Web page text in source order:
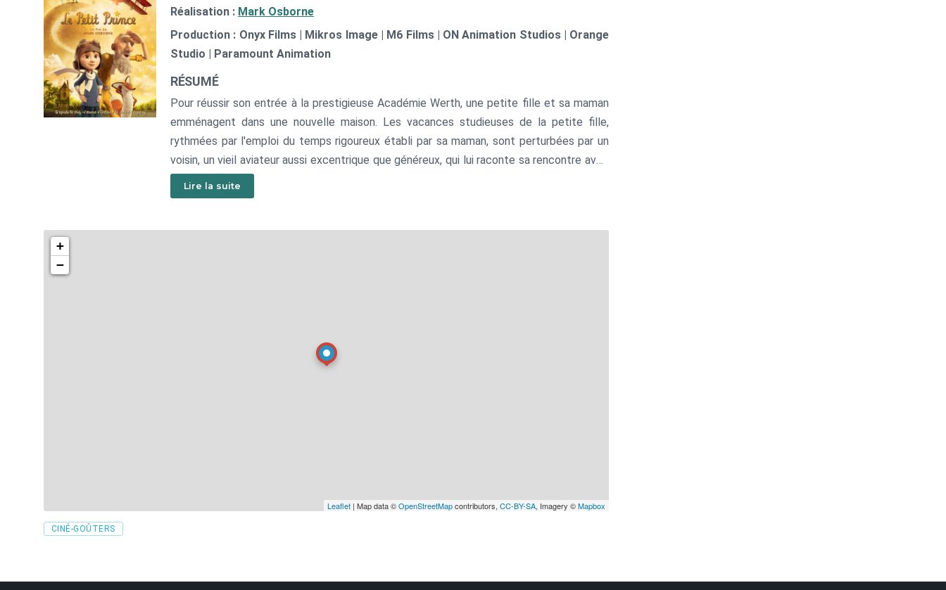
Réalisation : Mark Osborne
Production : Onyx Films | Mikros Image | M6 Films | ON Animation Studios | Orange
Studio | Paramount Animation
RÉSUMÉ
Pour réussir son entrée à la prestigieuse Académie Werth, une petite fille et sa maman
emménagent dans une nouvelle maison. Les vacances studieuses de la petite fille,
rythmées par l'emploi du temps rigoureux établi par sa maman, sont perturbées par un
voisin, un vieil aviateur aussi excentrique que généreux, qui lui raconte sa rencontre avec
un petit prince lors d'une de ses expéditions. Avec lui, elle découvre un monde
extraordinaire où tout est possible.
Lire la suite
+
−
Leaflet | Map data ©OpenStreetMapcontributors,CC-BY-SA, Imagery ©Mapbox
Tags
CINÉ-GOÛTERS